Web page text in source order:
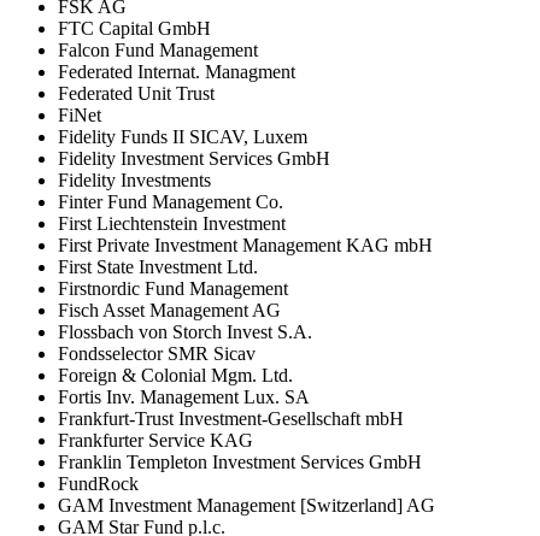
FSK AG
FTC Capital GmbH
Falcon Fund Management
Federated Internat. Managment
Federated Unit Trust
FiNet
Fidelity Funds II SICAV, Luxem
Fidelity Investment Services GmbH
Fidelity Investments
Finter Fund Management Co.
First Liechtenstein Investment
First Private Investment Management KAG mbH
First State Investment Ltd.
Firstnordic Fund Management
Fisch Asset Management AG
Flossbach von Storch Invest S.A.
Fondsselector SMR Sicav
Foreign & Colonial Mgm. Ltd.
Fortis Inv. Management Lux. SA
Frankfurt-Trust Investment-Gesellschaft mbH
Frankfurter Service KAG
Franklin Templeton Investment Services GmbH
FundRock
GAM Investment Management [Switzerland] AG
GAM Star Fund p.l.c.